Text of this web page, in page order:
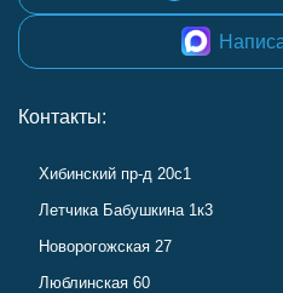
Контакты:
Хибинский пр-д 20с1
Летчика Бабушкина 1к3
Новорогожская 27
Люблинская 60